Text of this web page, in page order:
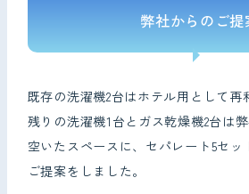
弊社からのご提
既存の洗濯機2台はホテル用として再
残りの洗濯機1台とガス乾燥機2台は弊
空いたスペースに、セパレート5セッ
ご提案をしました。